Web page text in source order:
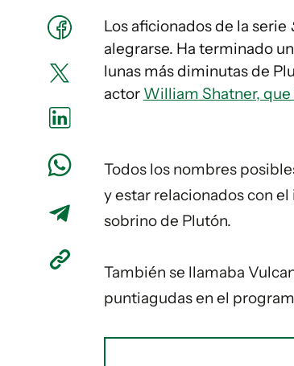
Los aficionados de la serie
alegrarse. Ha terminado
lunas más diminutas de
actor William Shatner,
Todos los nombres
y estar relacionados con
sobrino de Plutón.
También se llamaba
puntiagudas en el